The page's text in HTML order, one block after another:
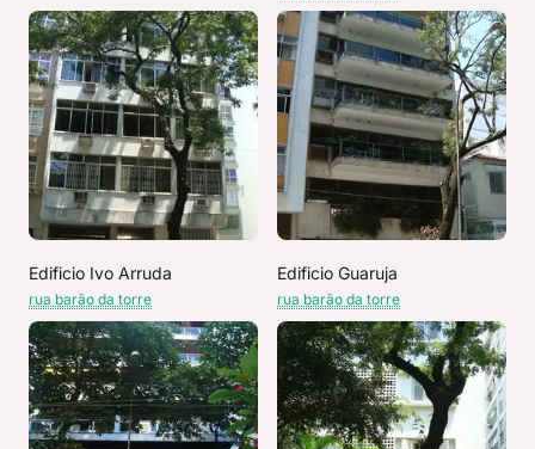
Edificio Ivo Arruda
rua barão da torre
Edificio Guaruja
rua barão da torre